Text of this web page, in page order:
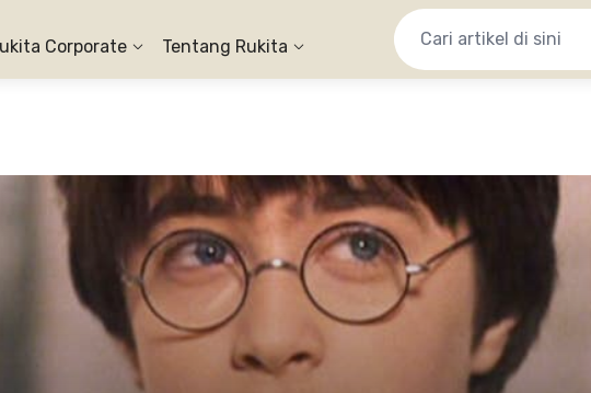
Corporate Tentang Rukita